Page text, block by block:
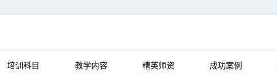
培训科目 教学内容 精英师资 成功案例